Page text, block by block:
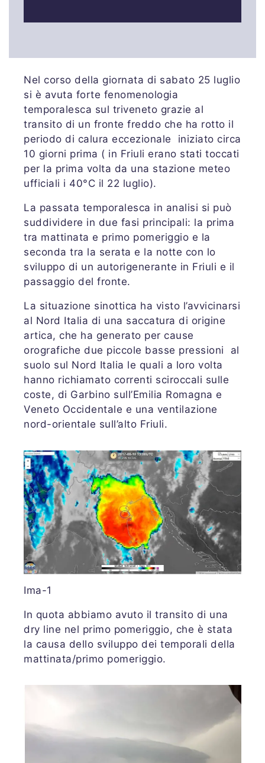
Nel corso della giornata di sabato 25 luglio
si è avuta forte fenomenologia
temporalesca sul triveneto grazie al
transito di un fronte freddo che ha rotto il
periodo di calura eccezionale iniziato circa
10 giorni prima ( in Friuli erano stati toccati
per la prima volta da una stazione meteo
ufficiali i 40°C il 22 luglio).
La passata temporalesca in analisi si può
suddividere in due fasi principali: la prima
tra mattinata e primo pomeriggio e la
seconda tra la serata e la notte con lo
sviluppo di un autorigenerante in Friuli e il
passaggio del fronte.
La situazione sinottica ha visto l’avvicinarsi
al Nord Italia di una saccatura di origine
artica, che ha generato per cause
orografiche due piccole basse pressioni al
suolo sul Nord Italia le quali a loro volta
hanno richiamato correnti sciroccali sulle
coste, di Garbino sull’Emilia Romagna e
Veneto Occidentale e una ventilazione
nord-orientale sull’alto Friuli.
Ima-1
In quota abbiamo avuto il transito di una
dry line nel primo pomeriggio, che è stata
la causa dello sviluppo dei temporali della
mattinata/primo pomeriggio.